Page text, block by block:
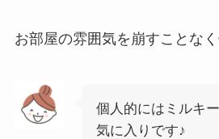
お部屋の雰囲気を崩すことなく
個人的にはミルキ
気に入りです♪